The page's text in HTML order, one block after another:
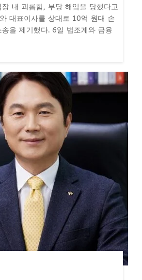
내 괴롭힘, 부당 해임을 당했다고
대표이사를 상대로 10억 원대 손
을 제기했다. 6일 법조계와 금융